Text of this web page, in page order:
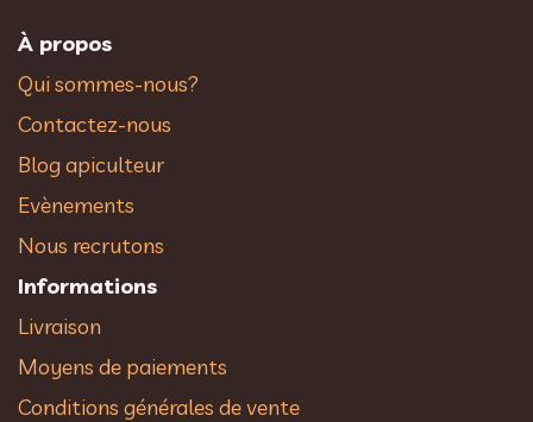
À propos
Qui sommes-nous?
Contactez-nous
Blog apiculteur
Evènements
Nous recrutons
Informations
Livraison
Moyens de paiements
Conditions générales de vente